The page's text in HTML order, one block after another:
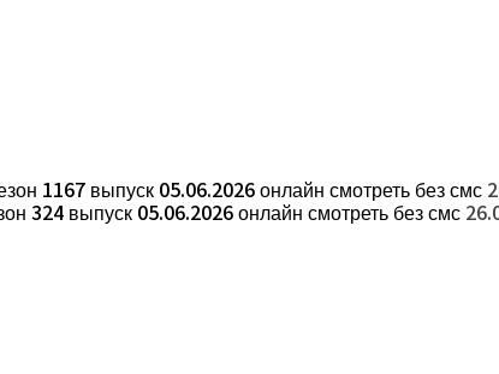
1167 выпуск 05.06.2026 онлайн смотреть без смс
324 выпуск 05.06.2026 онлайн смотреть без смс